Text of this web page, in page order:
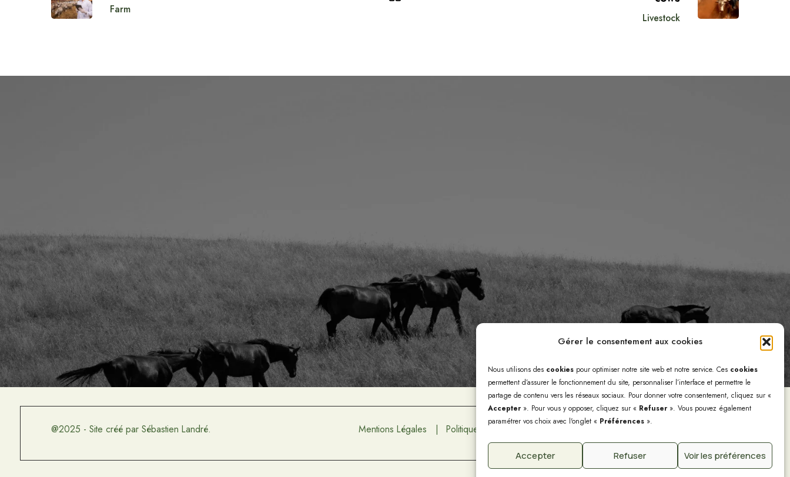
Gérer le consentement aux cookies
Nous utilisons des cookies pour optimiser notre site web et notre service. Ces cookies
permettent d’assurer le fonctionnement du site, personnaliser l’interface et permettre le
partage de contenu vers les réseaux sociaux. Pour donner votre consentement, cliquez sur «
Accepter ». Pour vous y opposer, cliquez sur « Refuser ». Vous pouvez également
paramétrer vos choix avec l'onglet « Préférences ».
Accepter Refuser Voir les préférences
Farm
Livestock
@2025 - Site créé par Sébastien Landré. Mentions Légales Politique de confidentialité